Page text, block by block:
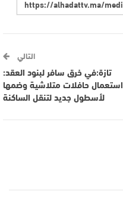
التالي
تازة:في خرق سافر لبنود العقد:
استعمال حافلات متلاشية وضمها
لأسطول جديد لتنقل الساكنة